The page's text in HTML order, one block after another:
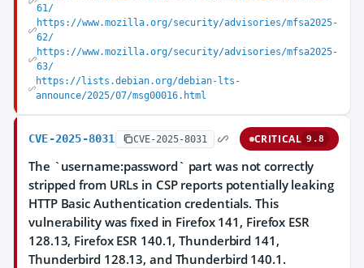
61/
https://www.mozilla.org/security/advisories/mfsa2025-
62/
https://www.mozilla.org/security/advisories/mfsa2025-
63/
https://lists.debian.org/debian-lts-
announce/2025/07/msg00016.html
CVE-2025-8031 CVE-2025-8031 CRITICAL 9.8
The `username:password` part was not correctly
stripped from URLs in CSP reports potentially leaking
HTTP Basic Authentication credentials. This
vulnerability was fixed in Firefox 141, Firefox ESR
128.13, Firefox ESR 140.1, Thunderbird 141,
Thunderbird 128.13, and Thunderbird 140.1.